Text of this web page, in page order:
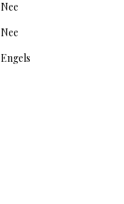
Nee
Nee
Engels